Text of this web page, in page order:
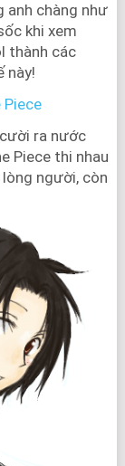
anh chàng như
khi xem
thành các
này!
ra nước
Piece thi nhau
người, còn